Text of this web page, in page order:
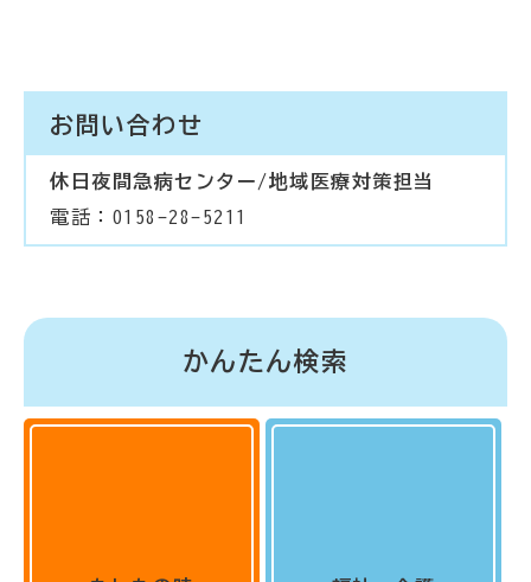
お問い合わせ
休日夜間急病センター/地域医療対策担当
電話：0158-28-5211
かんたん検索